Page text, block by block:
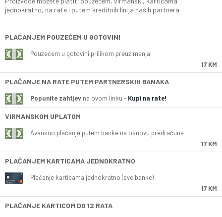
jednokratno, na rate i putem kreditnih linija naših partnera.
PLAĆANJEM POUZEĆEM U GOTOVINI
Pouzećem u gotovini prilikom preuzimanja
17 KM
PLAĆANJE NA RATE PUTEM PARTNERSKIH BANAKA
Popunite zahtjev na ovom linku - Kupi na rate!
VIRMANSKOM UPLATOM
Avansno plaćanje putem banke na osnovu predračuna
17 KM
PLAĆANJEM KARTICAMA JEDNOKRATNO
Plaćanje karticama jednokratno (sve banke)
17 KM
PLAĆANJE KARTICOM DO 12 RATA